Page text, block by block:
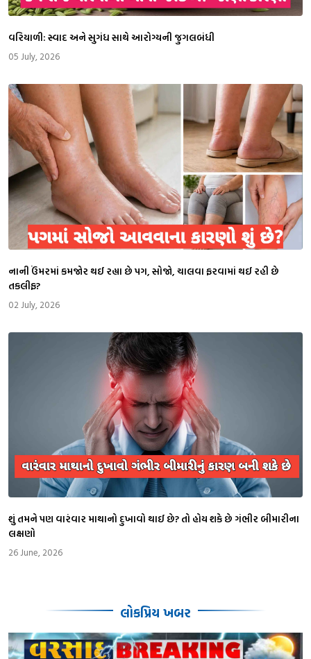
વરિયાળી: સ્વાદ અને સુગંધ સાથે આરોગ્યની જુગલબંધી
05 July, 2026
નાની ઉંમરમાં કમજોર થઈ રહ્યા છે પગ, સોજો, ચાલવા ફરવામાં થઈ રહી છે
તકલીફ?
02 July, 2026
શું તમને પણ વારંવાર માથાનો દુખાવો થાઈ છે? તો હોય શકે છે ગંભીર બીમારીના
લક્ષણો
26 June, 2026
લોકપ્રિય ખબર